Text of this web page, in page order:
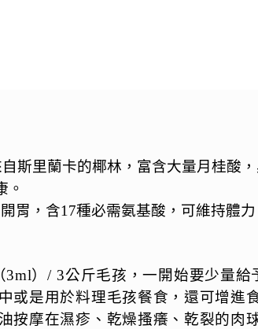
自斯里蘭卡的椰林，富含大量月桂酸
。
胃，含17種必需氨基酸，可維持體
3ml）/ 3公斤毛孩，一開始要少量
或是用於料理毛孩餐食，還可增進
按摩在濕疹、乾燥搔癢、乾裂的肉